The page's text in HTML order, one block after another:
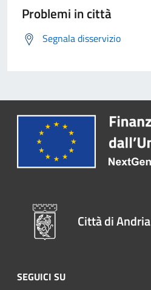
Problemi in città
Segnala disservizio
Città di Andria
SEGUICI SU